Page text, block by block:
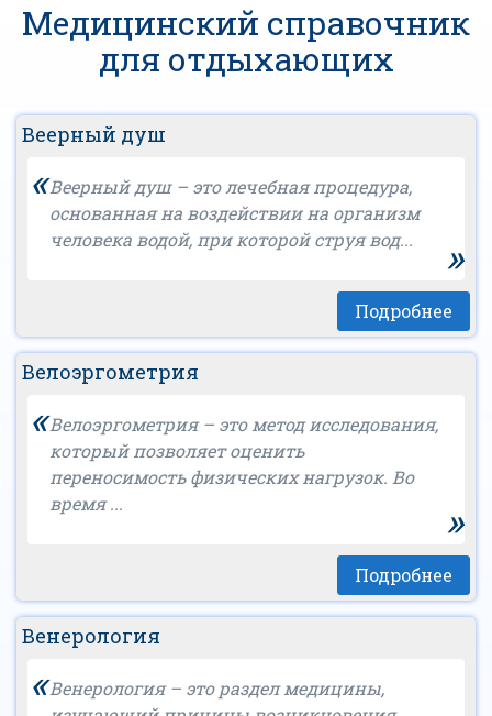
Медицинский справочник
для отдыхающих
Веерный душ
«Веерный душ – это лечебная процедура,
основанная на воздействии на организм
человека водой, при которой струя вод...
»
Подробнее
Велоэргометрия
«Велоэргометрия – это метод исследования,
который позволяет оценить
переносимость физических нагрузок. Во
время ...
»
Подробнее
Венерология
«Венерология – это раздел медицины,